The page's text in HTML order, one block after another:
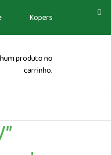
Kopers
produto no
carrinho.